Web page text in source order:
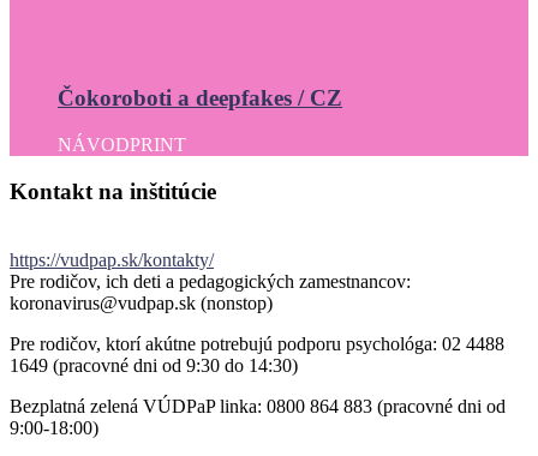
Čokoroboti a deepfakes / CZ
NÁVODPRINT
Kontakt na inštitúcie
https://vudpap.sk/kontakty/
Pre rodičov, ich deti a pedagogických zamestnancov:
koronavirus@vudpap.sk (nonstop)
Pre rodičov, ktorí akútne potrebujú podporu psychológa: 02 4488
1649 (pracovné dni od 9:30 do 14:30)
Bezplatná zelená VÚDPaP linka: 0800 864 883 (pracovné dni od
9:00-18:00)